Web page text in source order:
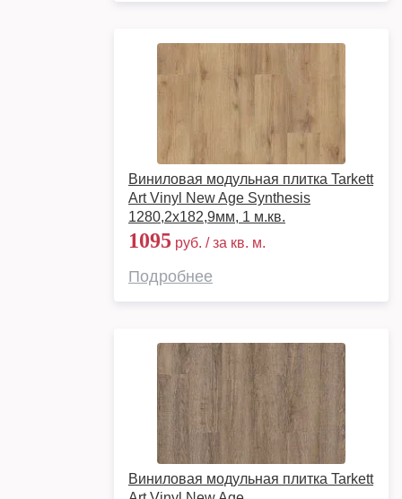
Виниловая модульная плитка Tarkett
Art Vinyl New Age Synthesis
1280,2х182,9мм, 1 м.кв.
1095 руб. / за кв. м.
Подробнее
Виниловая модульная плитка Tarkett